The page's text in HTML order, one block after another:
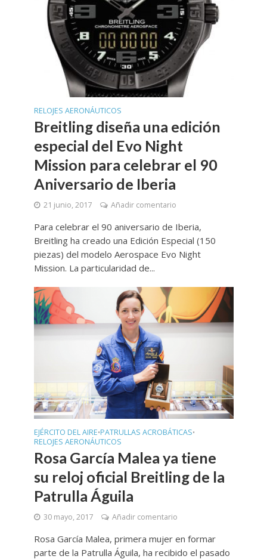
RELOJES AERONÁUTICOS
Breitling diseña una edición
especial del Evo Night
Mission para celebrar el 90
Aniversario de Iberia
21 junio, 2017 Añadir comentario
Para celebrar el 90 aniversario de Iberia,
Breitling ha creado una Edición Especial (150
piezas) del modelo Aerospace Evo Night
Mission. La particularidad de...
EJÉRCITO DEL AIRE•PATRULLAS ACROBÁTICAS•
RELOJES AERONÁUTICOS
Rosa García Malea ya tiene
su reloj oficial Breitling de la
Patrulla Águila
30 mayo, 2017 Añadir comentario
Rosa García Malea, primera mujer en formar
parte de la Patrulla Águila, ha recibido el pasado